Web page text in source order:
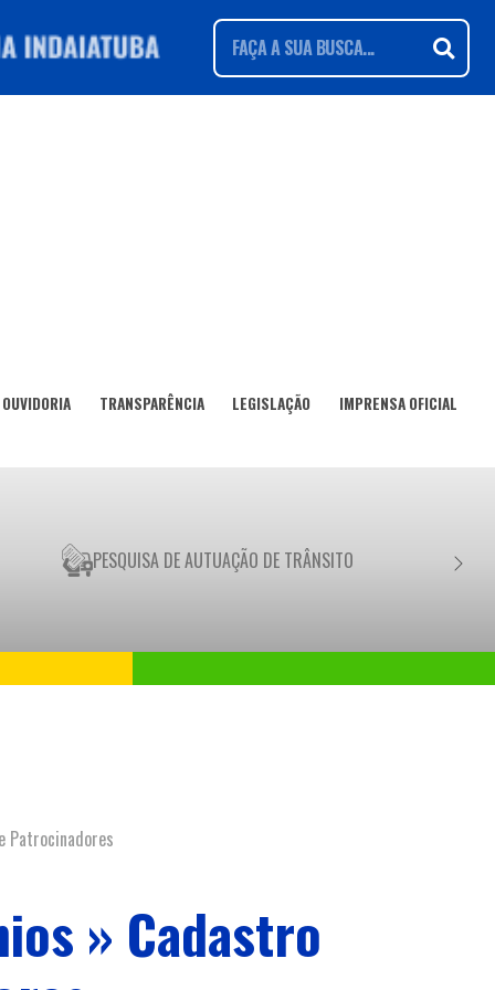
OUVIDORIA TRANSPARÊNCIA LEGISLAÇÃO IMPRENSA OFICIAL
PESQUISA DE AUTUAÇÃO DE TRÂNSITO
Patrocinadores
» Cadastro